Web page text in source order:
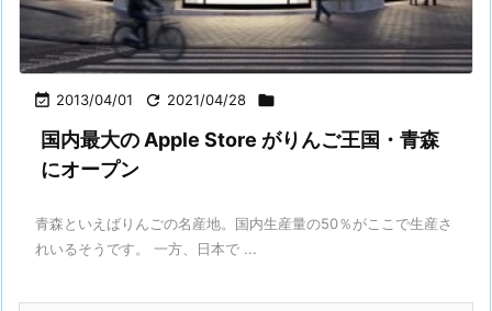
 2013/04/01  2021/04/28 
国内最大の Apple Store がりんご王国・青森
にオープン
青森といえばりんごの名産地。国内生産量の50％がここで生産さ
れいるそうです。 一方、日本で ...